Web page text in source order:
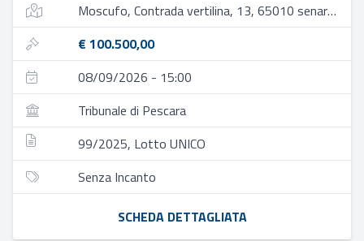
Moscufo, Contrada vertilina, 13, 65010 senarica-vertilina pe, italia
€ 100.500,00
08/09/2026 - 15:00
Tribunale di Pescara
99/2025, Lotto UNICO
Senza Incanto
SCHEDA DETTAGLIATA